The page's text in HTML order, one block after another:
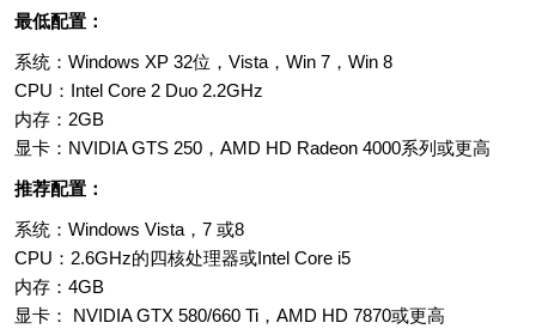
最低配置：
系统：Windows XP 32位，Vista，Win 7，Win 8
CPU：Intel Core 2 Duo 2.2GHz
内存：2GB
显卡：NVIDIA GTS 250，AMD HD Radeon 4000系列或更高
推荐配置：
系统：Windows Vista，7 或8
CPU：2.6GHz的四核处理器或Intel Core i5
内存：4GB
显卡： NVIDIA GTX 580/660 Ti，AMD HD 7870或更高